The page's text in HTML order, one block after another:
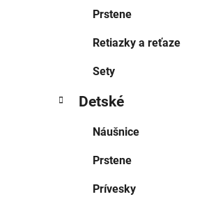
Prstene
Retiazky a reťaze
Sety
Detské
Náušnice
Prstene
Prívesky